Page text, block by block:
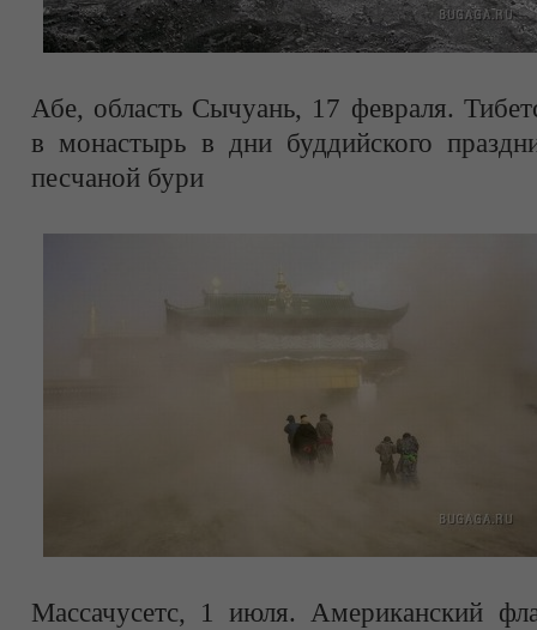
Абе, область Сычуань, 17 февраля.
в монастырь в дни буддийского
песчаной бури
Массачусетс, 1 июля. Американский